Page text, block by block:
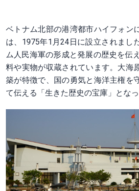
ベトナム北部の港湾都市ハイフォン
は、1975年1月24日に設立されまし
ム人民海軍の形成と発展の歴史を伝
料や実物が収蔵されています。大海
築が特徴で、国の勇気と海洋主権を
て伝える「生きた歴史の宝庫」となっ